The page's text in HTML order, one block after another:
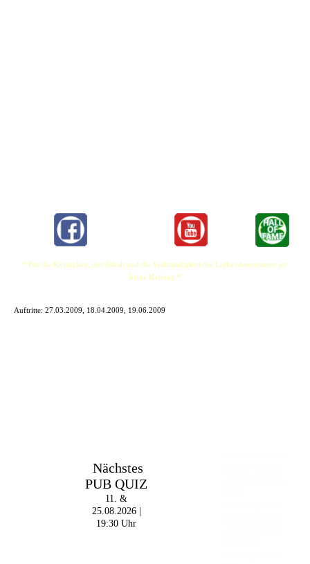
* Für die Richtigkeit, den Inhalt und die Vollständigkeit der Links übernehmen wir
keine Haftung *
Auftritte: 27.03.2009, 18.04.2009, 19.06.2009
Nächstes
PUB QUIZ
11. &
25.08.2026 |
19:30 Uhr